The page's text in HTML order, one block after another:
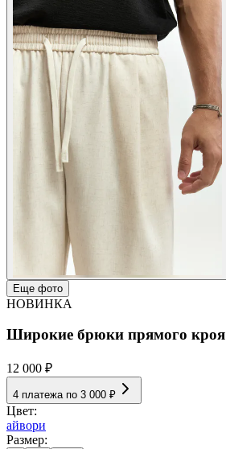
Еще фото
НОВИНКА
Широкие брюки прямого кроя
12 000 ₽
4 платежа по 3 000 ₽
Цвет:
айвори
Размер: